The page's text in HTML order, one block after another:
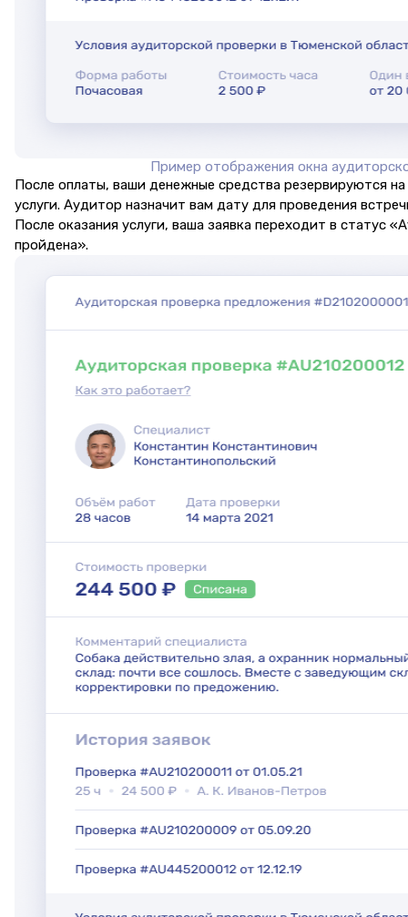
Пример отображения окна
После оплаты, ваши денежные средства резервируются
услуги. Аудитор назначит вам дату для проведения
После оказания услуги, ваша заявка переходит в статус
пройдена».